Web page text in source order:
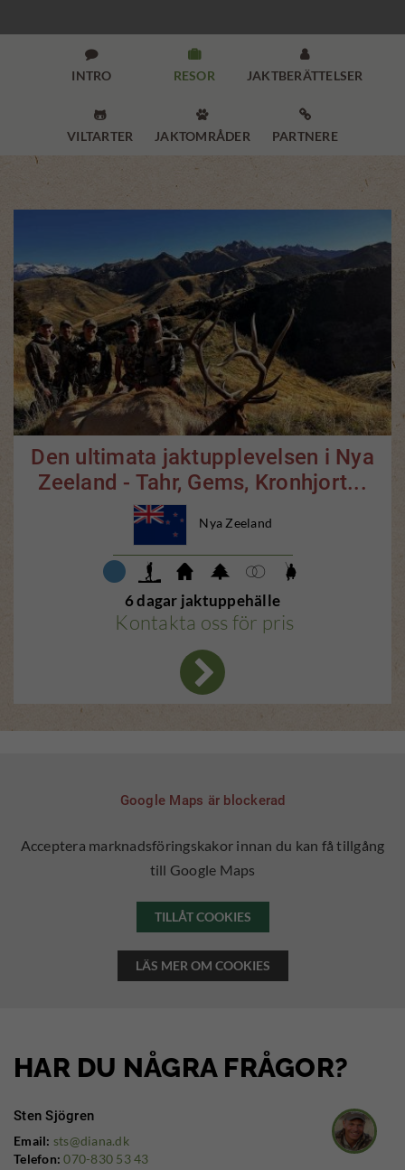

INTRO

RESOR

JAKTBERÄTTELSER

VILTARTER

JAKTOMRÅDER

PARTNERE
Den ultimata jaktupplevelsen i Nya
Zeeland - Tahr, Gems, Kronhjort...
Nya Zeeland
6 dagar jaktuppehälle
Kontakta oss för pris
Google Maps är blockerad
Acceptera marknadsföringskakor innan du kan få tillgång
till Google Maps
TILLÅT COOKIES
LÄS MER OM COOKIES
HAR DU NÅGRA FRÅGOR?
Sten Sjögren
Email: sts@diana.dk
Telefon: 070-830 53 43